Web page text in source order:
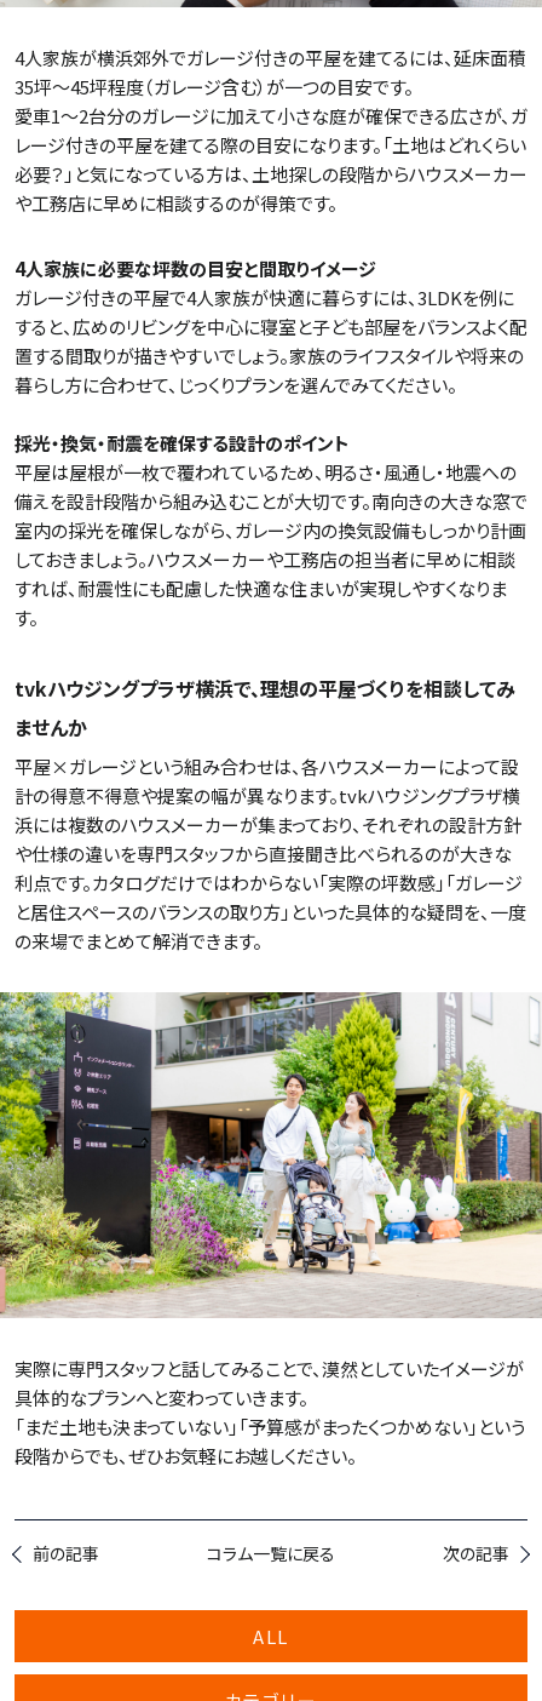
4人家族が横浜郊外でガレージ付きの平屋を建てるには、延床面積
35坪〜45坪程度（ガレージ含む）が一つの目安です。
愛車1〜2台分のガレージに加えて小さな庭が確保できる広さが、ガ
レージ付きの平屋を建てる際の目安になります。「土地はどれくらい
必要？」と気になっている方は、土地探しの段階からハウスメーカー
や工務店に早めに相談するのが得策です。
4人家族に必要な坪数の目安と間取りイメージ
ガレージ付きの平屋で4人家族が快適に暮らすには、3LDKを例に
すると、広めのリビングを中心に寝室と子ども部屋をバランスよく配
置する間取りが描きやすいでしょう。家族のライフスタイルや将来の
暮らし方に合わせて、じっくりプランを選んでみてください。
採光・換気・耐震を確保する設計のポイント
平屋は屋根が一枚で覆われているため、明るさ・風通し・地震への
備えを設計段階から組み込むことが大切です。南向きの大きな窓で
室内の採光を確保しながら、ガレージ内の換気設備もしっかり計画
しておきましょう。ハウスメーカーや工務店の担当者に早めに相談
すれば、耐震性にも配慮した快適な住まいが実現しやすくなりま
す。
tvkハウジングプラザ横浜で、理想の平屋づくりを相談してみ
ませんか
平屋×ガレージという組み合わせは、各ハウスメーカーによって設
計の得意不得意や提案の幅が異なります。tvkハウジングプラザ横
浜には複数のハウスメーカーが集まっており、それぞれの設計方針
や仕様の違いを専門スタッフから直接聞き比べられるのが大きな
利点です。カタログだけではわからない「実際の坪数感」「ガレージ
と居住スペースのバランスの取り方」といった具体的な疑問を、一度
の来場でまとめて解消できます。
実際に専門スタッフと話してみることで、漠然としていたイメージが
具体的なプランへと変わっていきます。
「まだ土地も決まっていない」「予算感がまったくつかめない」という
段階からでも、ぜひお気軽にお越しください。
前の記事 コラム一覧に戻る 次の記事
ALL